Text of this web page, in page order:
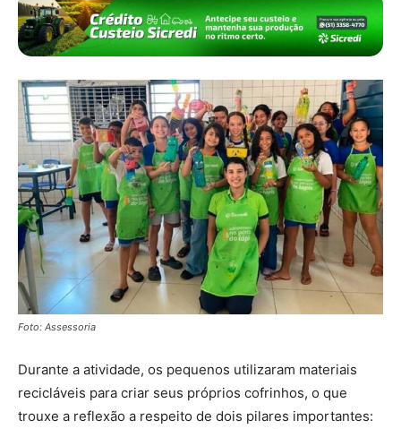
Foto: Assessoria
Durante a atividade, os pequenos utilizaram materiais
recicláveis para criar seus próprios cofrinhos, o que
trouxe a reflexão a respeito de dois pilares importantes: